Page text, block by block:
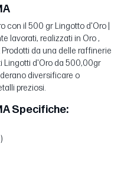
con il 500 gr Lingotto d'Oro |
lavorati, realizzati in Oro ,
da una delle raffinerie
Lingotti d'Oro da 500,00gr
diversificare o
preziosi.
Specifiche: